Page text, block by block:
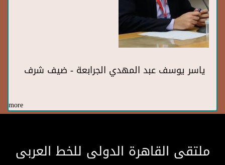
ياسر يوسف عبد المهدي الجرابعة - ضيف شرف
more
ملتقى القاهرة الدولى للخط العربى